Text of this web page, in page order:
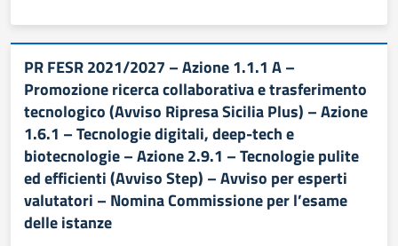
PR FESR 2021/2027 – Azione 1.1.1 A –
Promozione ricerca collaborativa e trasferimento
tecnologico (Avviso Ripresa Sicilia Plus) – Azione
1.6.1 – Tecnologie digitali, deep-tech e
biotecnologie – Azione 2.9.1 – Tecnologie pulite
ed efficienti (Avviso Step) – Avviso per esperti
valutatori – Nomina Commissione per l’esame
delle istanze